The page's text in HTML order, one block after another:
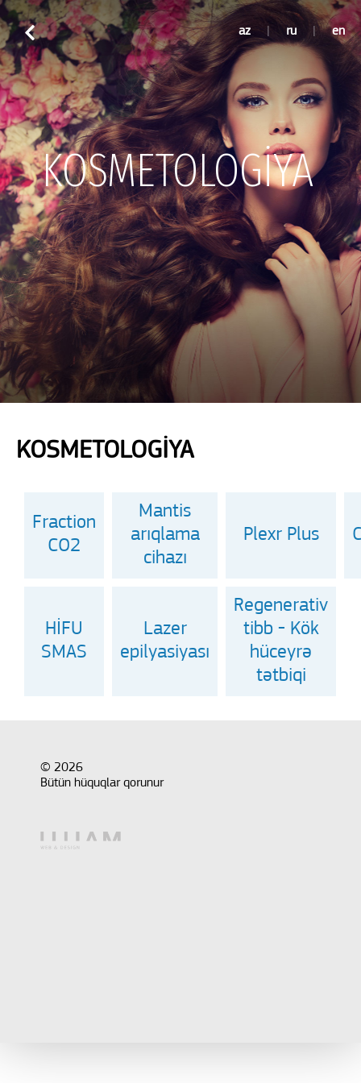
az ru en
KOSMETOLOGİYA
KOSMETOLOGİYA
Fraction
CO2
Mantis
arıqlama
cihazı
Plexr Plus
HİFU
SMAS
Lazer
epilyasiyası
Regenerativ
tibb - Kök
hüceyrə
tətbiqi
© 2026
Bütün hüquqlar qorunur